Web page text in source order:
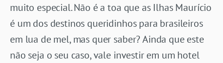
muito especial. Não é a toa que as Ilhas Maurício
é um dos destinos queridinhos para brasileiros
em lua de mel, mas quer saber? Ainda que este
não seja o seu caso, vale investir em um hotel